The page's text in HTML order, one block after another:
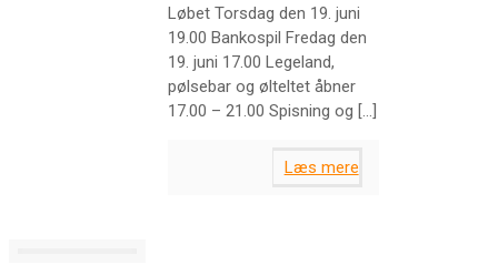
Løbet Torsdag den 19. juni
19.00 Bankospil Fredag den
19. juni 17.00 Legeland,
pølsebar og ølteltet åbner
17.00 – 21.00 Spisning og […]
Læs mere